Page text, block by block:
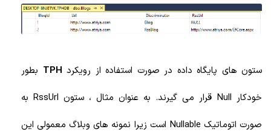
ستون های پایگاه داده در صورت استفاده از رویکرد TPH بطور
خودکار Null قرار می گیرند. به عنوان مثال ، ستون RssUrl
به
صورت اتوماتیک
Nullable است زیرا نمونه های وبلاگ معمولی این